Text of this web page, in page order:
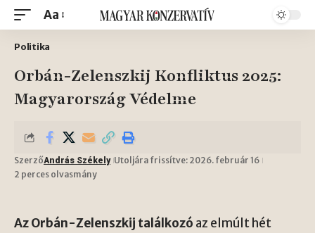
Aa
Politika
Orbán-Zelenszkij Konfliktus 2025:
Magyarország Védelme
SzerzőAndrás Székely Utoljára frissítve: 2026. február 16
2 perces olvasmány
Az Orbán-Zelenszkij találkozó az elmúlt hét